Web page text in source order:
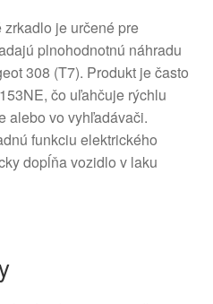
je určené pre
plnohodnotnú náhradu
308 (T7). Produkt je často
čo uľahčuje rýchlu
alebo vo vyhľadávači.
funkciu elektrického
dopĺňa vozidlo v laku